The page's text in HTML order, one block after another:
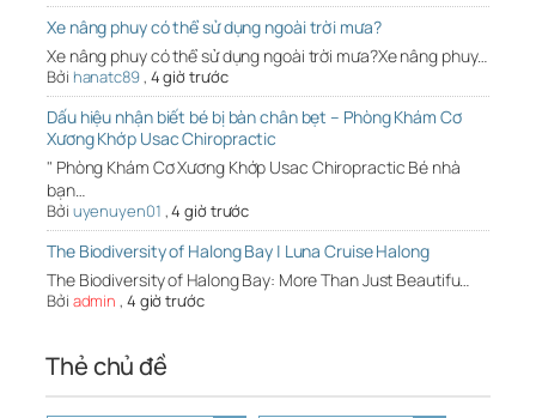
Xe nâng phuy có thể sử dụng ngoài trời mưa?
Xe nâng phuy có thể sử dụng ngoài trời mưa?Xe nâng phuy…
Bởi hanatc89, 4 giờ trước
Dấu hiệu nhận biết bé bị bàn chân bẹt – Phòng Khám Cơ
Xương Khớp Usac Chiropractic
" Phòng Khám Cơ Xương Khớp Usac Chiropractic Bé nhà
bạn…
Bởi uyenuyen01 ,4 giờ trước
The Biodiversity of Halong Bay | Luna Cruise Halong
The Biodiversity of Halong Bay: More Than Just Beautifu…
Bởi admin , 4 giờ trước
Thẻ chủ đề